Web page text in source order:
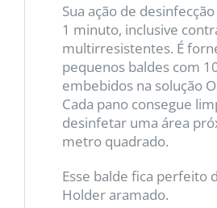
Sua ação de
1 minuto, inclusive
multirresistentes. É
pequenos baldes com
embebidos na solução
Cada pano consegue
desinfetar uma área
metro quadrado.
Esse balde fica perfeito
Holder aramado.